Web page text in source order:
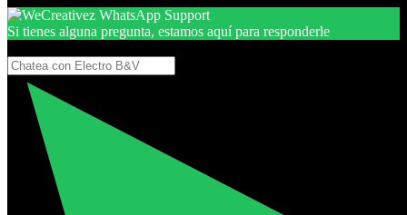
Si tienes alguna pregunta, estamos aquí para responderle